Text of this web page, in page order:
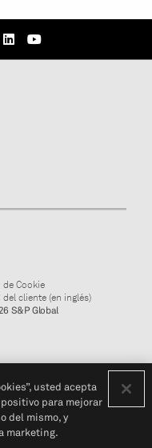
de Cookie
cliente (en inglés)
S&P Global
usted acepta
para mejorar
del mismo, y
marketing.